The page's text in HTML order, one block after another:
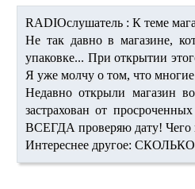
RADIOслушатель : К теме
Не так давно в магазине,
упаковке... При открытии
Я уже молчу о том, что
Недавно открыли магазин
застрахован от
ВСЕГДА проверяю дату! Чего
Интереснее другое: